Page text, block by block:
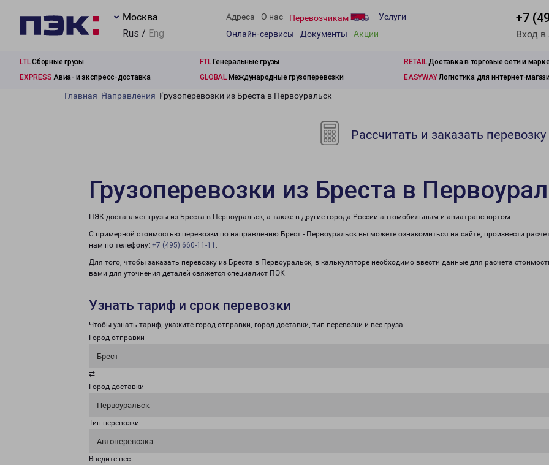
Москва
Rus / Eng
Адреса О нас Перевозчикам
Услуги
Онлайн-сервисы
Документы Акции
+7
Вход
LTLСборные грузы FTLГенеральные грузы RETAILДоставка в торговые сети и
EXPRESS Авиа- и экспресс-доставка GLOBALМеждународные грузоперевозки EASYWAYЛогистика для интернет-
Главная Направления Грузоперевозки из Бреста в Первоуральск
Рассчитать и заказать перевозку
Грузоперевозки из Бреста в
ПЭК доставляет грузы из Бреста в Первоуральск, а также в другие города России автомобильным и авиатранспортом.
С примерной стоимостью перевозки по направлению Брест - Первоуральск вы можете ознакомиться на сайте, произвести
нам по телефону: +7 (495) 660-11-11 .
Для того, чтобы заказать перевозку из Бреста в Первоуральск, в калькуляторе необходимо ввести данные для расчета
вами для уточнения деталей свяжется специалист ПЭК.
Узнать тариф и срок перевозки
Чтобы узнать тариф, укажите город отправки, город доставки, тип перевозки и вес груза.
Город отправки
Брест
⇄
Город доставки
Первоуральск
Тип перевозки
Автоперевозка
Введите вес